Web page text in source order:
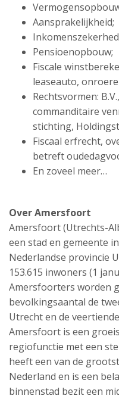
Aansprakelijkheid;
Pensioenopbouw;
Fiscale
leaseauto,
Rechtsvormen:
commanditaire
stichting,
Fiscaal erfrecht,
betreft
En zoveel meer…
Over Amersfoort
Amersfoort (Utrechts-
een stad en gemeente
Nederlandse provincie
153.615 inwoners (1
Amersfoorters worden
bevolkingsaantal de
Utrecht en de
Amersfoort is een
regiofunctie met een
heeft een van de
Nederland en is een
binnenstad bezit een